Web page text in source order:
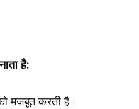
है:
मजबूत करती है।